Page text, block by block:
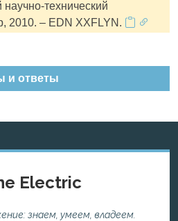
технический
2010. – EDN XXFLYN.
и ответы
Electric
знаем, умеем, владеем.